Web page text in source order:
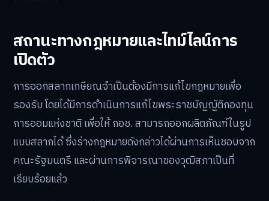
แผนรองรับสำหรับผู้ที่ไม่มีสมาร์ตโฟน
ร์ตโฟน โดยการร่วมมือกับสถาบันการเงินและหน่วยงาน
พันธมิตรต่างๆ เพื่อจัดตั้งจุดบริการรับสมัครและซื้อสลาก
ซึ่งคาดว่าจะเริ่มดำเนินการได้หลังจากเปิดตัวผลิตภัณฑ์ไป
ระยะหนึ่งแล้ว